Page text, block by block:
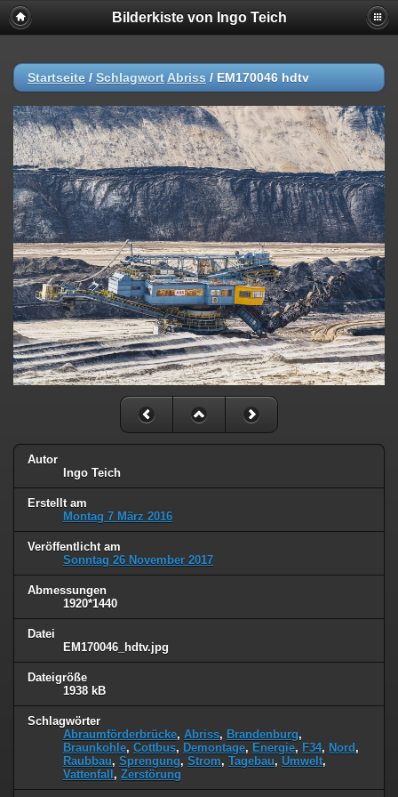
Bilderkiste von Ingo Teich
Startseite / Schlagwort Abriss / EM170046 hdtv
Autor
Ingo Teich
Erstellt am
Montag 7 März 2016
Veröffentlicht am
Sonntag 26 November 2017
Abmessungen
1920*1440
Datei
EM170046_hdtv.jpg
Dateigröße
1938 kB
Schlagwörter
Abraumförderbrücke, Abriss, Brandenburg,
Braunkohle, Cottbus, Demontage, Energie, F34, Nord ,
Raubbau, Sprengung, Strom, Tagebau, Umwelt,
Vattenfall , Zerstörung